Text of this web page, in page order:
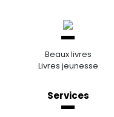
Beaux livres
Livres jeunesse
Services